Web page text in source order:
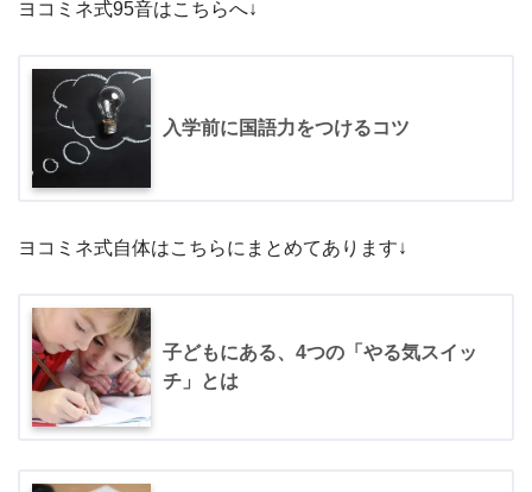
ヨコミネ式95音はこちらへ↓
入学前に国語力をつけるコツ
ヨコミネ式自体はこちらにまとめてあります↓
子どもにある、4つの「やる気スイッ
チ」とは